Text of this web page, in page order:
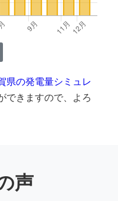
県の発電量シミュレ
できますので、よろ
声